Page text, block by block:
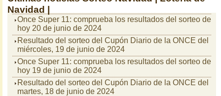
Navidad |
Once Super 11: comprueba los resultados del sorteo de
hoy 20 de junio de 2024
Resultado del sorteo del Cupón Diario de la ONCE del
miércoles, 19 de junio de 2024
Once Super 11: comprueba los resultados del sorteo de
hoy 19 de junio de 2024
Resultado del sorteo del Cupón Diario de la ONCE del
martes, 18 de junio de 2024